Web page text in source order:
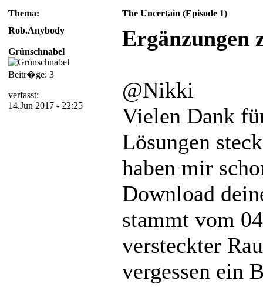
Thema:
The Uncertain (Episode 1)
Rob.Anybody
Grünschnabel
Beitr�ge: 3
verfasst:
14.Jun 2017 - 22:25
Ergänzungen
@Nikki
Vielen Dank
Lösungen
haben mir
Download
stammt vom
versteckter
vergessen ein